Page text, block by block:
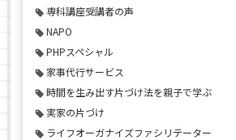
専科講座受講者の声
NAPO
PHPスペシャル
家事代行サービス
時間を生み出す片づけ法を親子で学ぶ
実家の片づけ
ライフオーガナイズファシリテーター